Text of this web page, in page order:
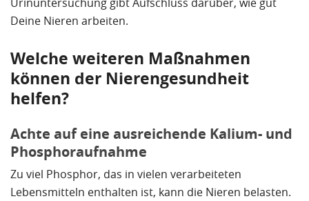
Deine Nieren arbeiten.
Welche weiteren Maßnahmen
können der Nierengesundheit
helfen?
Achte auf eine ausreichende Kalium- und
Phosphoraufnahme
Zu viel Phosphor, das in vielen verarbeiteten
Lebensmitteln enthalten ist, kann die Nieren belasten.